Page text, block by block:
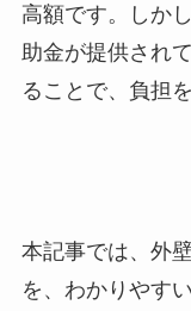
高額です。しか
助金が提供され
ることで、負担
本記事では、外
を、わかりやす